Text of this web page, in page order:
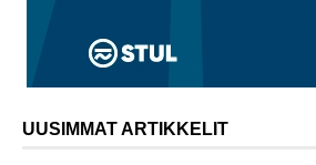
UUSIMMAT ARTIKKELIT